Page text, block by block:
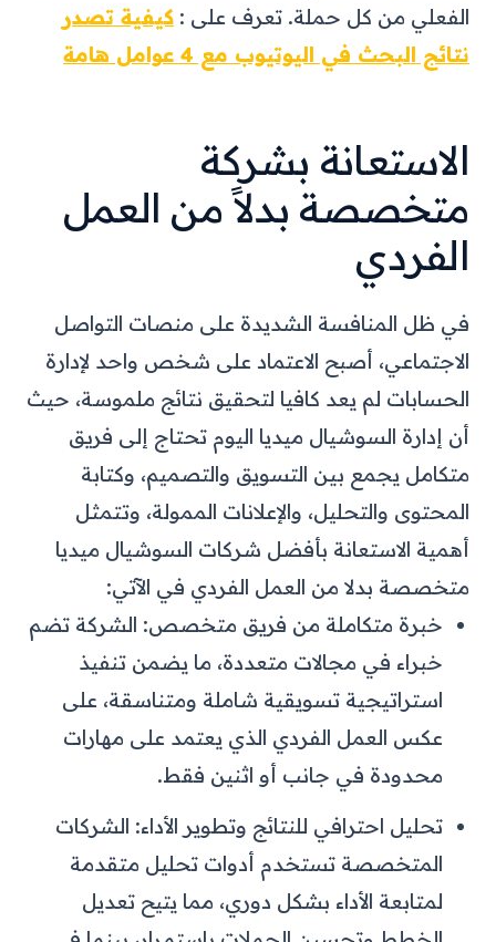
الفعلي من كل حملة. تعرف على : كيفية تصدر
نتائج البحث في اليوتيوب مع 4 عوامل هامة
الاستعانة بشركة
متخصصة بدلاً من العمل
الفردي
في ظل المنافسة الشديدة على منصات التواصل
الاجتماعي، أصبح الاعتماد على شخص واحد لإدارة
الحسابات لم يعد كافيا لتحقيق نتائج ملموسة، حيث
أن إدارة السوشيال ميديا اليوم تحتاج إلى فريق
متكامل يجمع بين التسويق والتصميم، وكتابة
المحتوى والتحليل، والإعلانات الممولة، وتتمثل
أهمية الاستعانة بأفضل شركات السوشيال ميديا
متخصصة بدلا من العمل الفردي في الآتي:
خبرة متكاملة من فريق متخصص: الشركة تضم
خبراء في مجالات متعددة، ما يضمن تنفيذ
استراتيجية تسويقية شاملة ومتناسقة، على
عكس العمل الفردي الذي يعتمد على مهارات
محدودة في جانب أو اثنين فقط.
تحليل احترافي للنتائج وتطوير الأداء: الشركات
المتخصصة تستخدم أدوات تحليل متقدمة
لمتابعة الأداء بشكل دوري، مما يتيح تعديل